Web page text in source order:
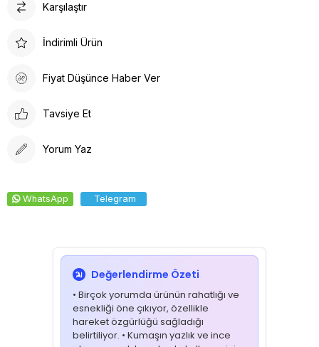
Karşılaştır
İndirimli Ürün
Fiyat Düşünce Haber Ver
Tavsiye Et
Yorum Yaz
WhatsApp Telegram
Değerlendirme Özeti
• Birçok yorumda ürünün rahatlığı ve
esnekliği öne çıkıyor, özellikle
hareket özgürlüğü sağladığı
belirtiliyor. • Kumaşın yazlık ve ince